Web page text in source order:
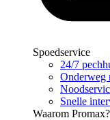
Spoedservice
24/7
Onderweg
Snelle
Waarom Promax?